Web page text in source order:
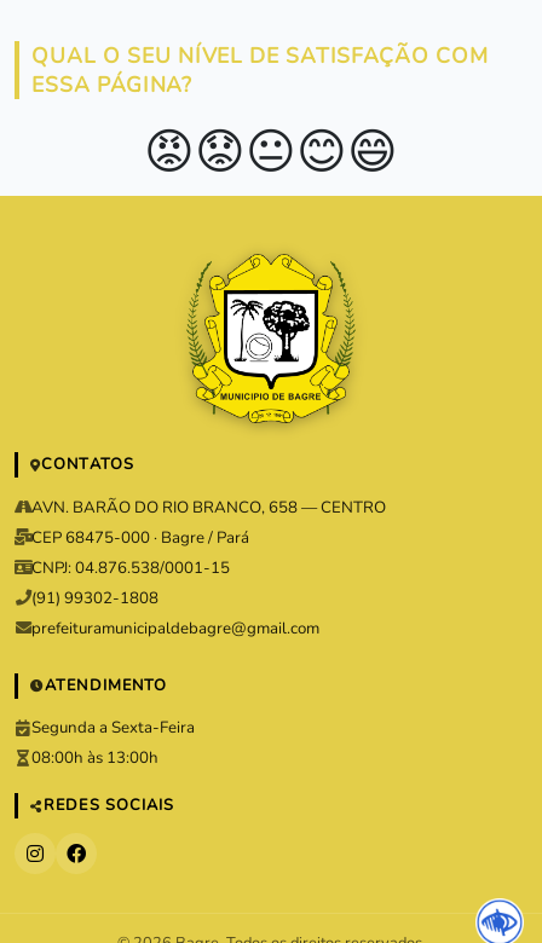
QUAL O SEU NÍVEL DE SATISFAÇÃO COM
ESSA PÁGINA?
😡😟😐😊😄
CONTATOS
AVN. BARÃO DO RIO BRANCO, 658 — CENTRO
CEP 68475-000 · Bagre / Pará
CNPJ: 04.876.538/0001-15
(91) 99302-1808
prefeituramunicipaldebagre@gmail.com
ATENDIMENTO
Segunda a Sexta-Feira
08:00h às 13:00h
REDES SOCIAIS